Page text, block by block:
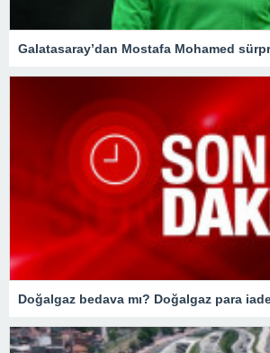
Galatasaray’dan Mostafa Mohamed
Doğalgaz bedava mı? Doğalgaz para